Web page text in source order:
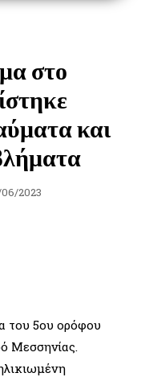
στο
και
2023
του 5ου ορόφου
Μεσσηνίας.